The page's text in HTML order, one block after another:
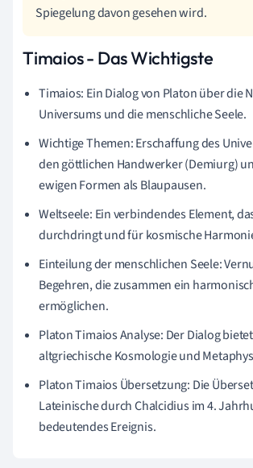
Spiegelung davon gesehen wird.
Timaios - Das Wichtigste
Timaios: Ein Dialog von Platon über die
Universums und die menschliche Seele.
Wichtige Themen: Erschaffung des
den göttlichen Handwerker (Demiurg)
ewigen Formen als Blaupausen.
Weltseele: Ein verbindendes Element,
durchdringt und für kosmische
Einteilung der menschlichen Seele:
Begehren, die zusammen ein
ermöglichen.
Platon Timaios Analyse: Der Dialog
altgriechische Kosmologie und
Platon Timaios Übersetzung: Die
Lateinische durch Chalcidius im 4.
bedeutendes Ereignis.